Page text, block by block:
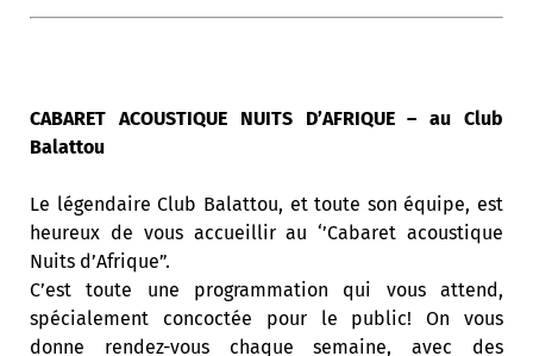
CABARET ACOUSTIQUE NUITS D’AFRIQUE – au Club
Balattou
Le légendaire Club Balattou, et toute son équipe, est
heureux de vous accueillir au ‘’Cabaret acoustique
Nuits d’Afrique”.
C’est toute une programmation qui vous attend,
spécialement concoctée pour le public! On vous
donne rendez-vous chaque semaine, avec des